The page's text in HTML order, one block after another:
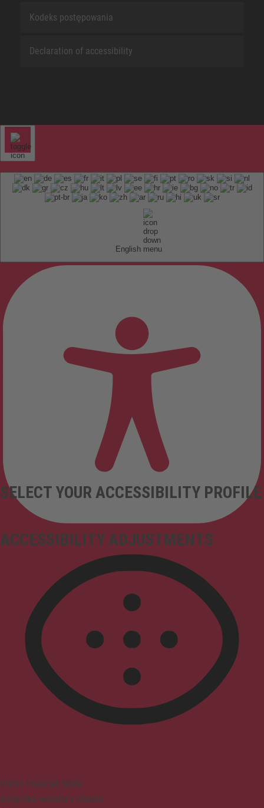
Kodeks postępowania
Declaration of accessibility
English
ACCESSIBILITY ADJUSTMENTS
SELECT YOUR ACCESSIBILITY PROFILE
Vision Impaired Mode
Enhances website's visuals